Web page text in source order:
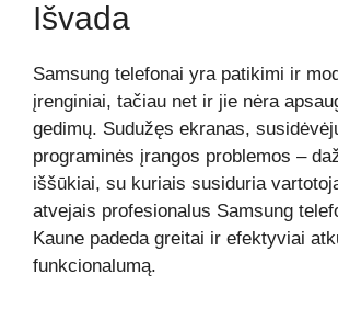
Išvada
Samsung telefonai yra patikimi ir
įrenginiai, tačiau net ir jie nėra
gedimų. Sudužęs ekranas,
programinės įrangos problemos –
iššūkiai, su kuriais susiduria
atvejais profesionalus Samsung
Kaune padeda greitai ir efektyviai
funkcionalumą.